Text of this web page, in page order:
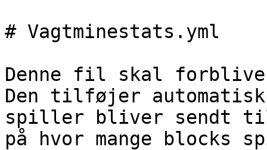
# Vagtminestats.yml
Denne fil skal
Den tilføjer
spiller bliver sendt til
på hvor mange blocks